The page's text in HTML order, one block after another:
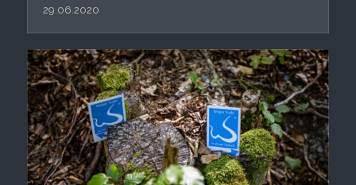
29.06.2020